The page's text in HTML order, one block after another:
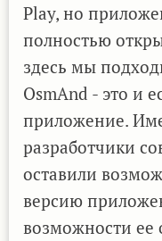
Play, но
полностью
здесь мы
OsmAnd - это и
приложение.
разработчики
оставили
версию
возможности ее